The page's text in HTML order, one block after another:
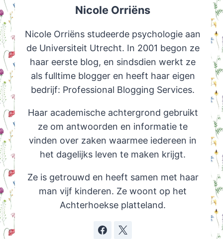
Nicole Orriëns
Nicole Orriëns studeerde psychologie aan
de Universiteit Utrecht. In 2001 begon ze
haar eerste blog, en sindsdien werkt ze
als fulltime blogger en heeft haar eigen
bedrijf: Professional Blogging Services.
Haar academische achtergrond gebruikt
ze om antwoorden en informatie te
vinden over zaken waarmee iedereen in
het dagelijks leven te maken krijgt.
Ze is getrouwd en heeft samen met haar
man vijf kinderen. Ze woont op het
Achterhoekse platteland.